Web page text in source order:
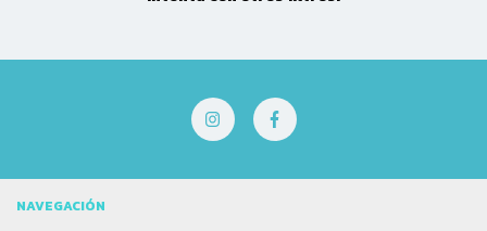
NAVEGACIÓN